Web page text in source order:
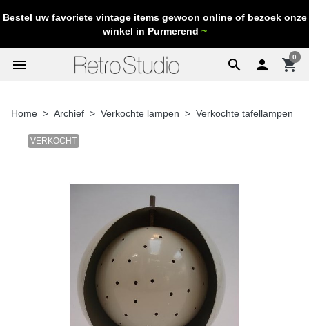
Bestel uw favoriete vintage items gewoon online of bezoek onze
winkel in Purmerend ~
search
menu  shopping_cart
0
Home Archief Verkochte lampen Verkochte tafellampen
VERKOCHT